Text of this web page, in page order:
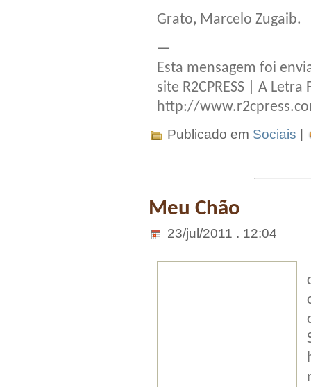
Grato, Marcelo Zugaib.
—
Esta mensagem foi
site R2CPRESS | A
http://
Publicado em Sociais |
Meu Chão
23/jul/2011 . 12:04